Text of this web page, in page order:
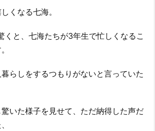
くなる七海。
くと、七海たちが3年生で忙しくなるこ
らしをするつもりがないと言っていた
いた様子を見せて、ただ納得した声だ